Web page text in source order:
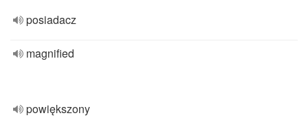
posiadacz
magnified
powiększony